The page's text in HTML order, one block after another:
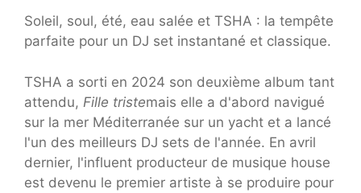
Soleil, soul, été, eau salée et TSHA : la tempête
parfaite pour un DJ set instantané et classique.
TSHA a sorti en 2024 son deuxième album tant
attendu, Fille tristemais elle a d'abord navigué
sur la mer Méditerranée sur un yacht et a lancé
l'un des meilleurs DJ sets de l'année. En avril
dernier, l'influent producteur de musique house
est devenu le premier artiste à se produire pour